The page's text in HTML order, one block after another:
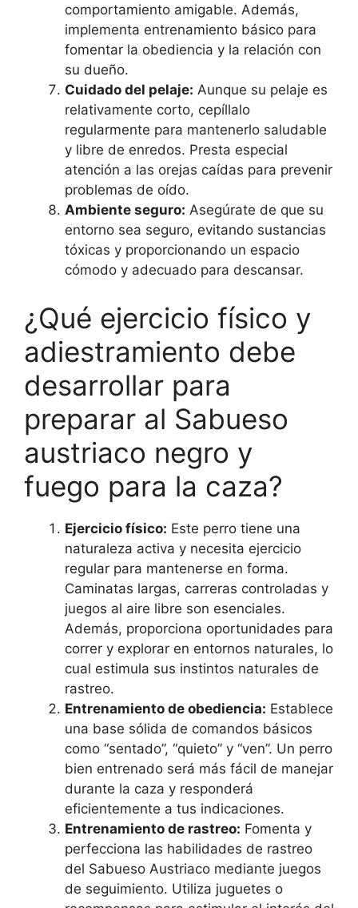
comportamiento amigable. Además,
implementa entrenamiento básico para
fomentar la obediencia y la relación con
su dueño.
Cuidado del pelaje: Aunque su pelaje es
relativamente corto, cepíllalo
regularmente para mantenerlo saludable
y libre de enredos. Presta especial
atención a las orejas caídas para prevenir
problemas de oído.
Ambiente seguro: Asegúrate de que su
entorno sea seguro, evitando sustancias
tóxicas y proporcionando un espacio
cómodo y adecuado para descansar.
¿Qué ejercicio físico y
adiestramiento debe
desarrollar para
preparar al Sabueso
austriaco negro y
fuego para la caza?
Ejercicio físico: Este perro tiene una
naturaleza activa y necesita ejercicio
regular para mantenerse en forma.
Caminatas largas, carreras controladas y
juegos al aire libre son esenciales.
Además, proporciona oportunidades para
correr y explorar en entornos naturales, lo
cual estimula sus instintos naturales de
rastreo.
Entrenamiento de obediencia: Establece
una base sólida de comandos básicos
como “sentado”, “quieto” y “ven”. Un perro
bien entrenado será más fácil de manejar
durante la caza y responderá
eficientemente a tus indicaciones.
Entrenamiento de rastreo: Fomenta y
perfecciona las habilidades de rastreo
del Sabueso Austriaco mediante juegos
de seguimiento. Utiliza juguetes o